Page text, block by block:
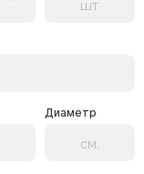
Диаметр